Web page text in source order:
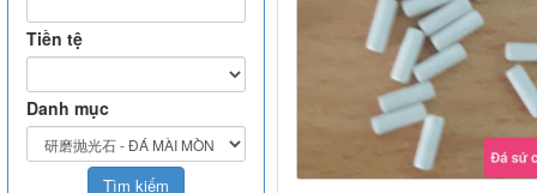
Tiền tệ
Danh mục